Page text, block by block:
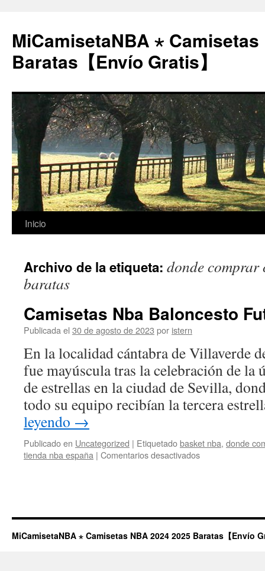
MiCamisetaNBA ⋆ Camisetas
Baratas【Envío Gratis】
Saltar
contenido
Inicio
Archivo de la etiqueta: donde comprar
baratas
Camisetas Nba Baloncesto
Publicada el 30 de agosto de 2023 por istern
En la localidad cántabra de Villaverde
fue mayúscula tras la celebración de la
de estrellas en la ciudad de Sevilla,
todo su equipo recibían la tercera
leyendo →
Publicado en Uncategorized | Etiquetadobasket nba, donde
tienda nba españa | Comentarios desactivadosen
MiCamisetaNBA ⋆ Camisetas NBA 2024 2025 Baratas【Envío